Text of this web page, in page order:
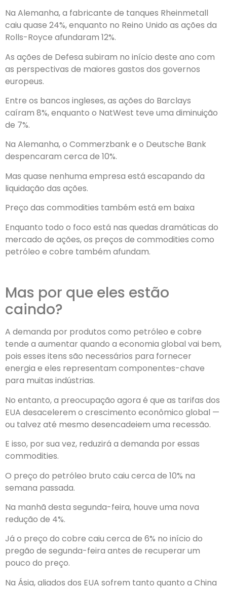
Na Alemanha, a fabricante de tanques Rheinmetall
caiu quase 24%, enquanto no Reino Unido as ações da
Rolls-Royce afundaram 12%.
As ações de Defesa subiram no início deste ano com
as perspectivas de maiores gastos dos governos
europeus.
Entre os bancos ingleses, as ações do Barclays
caíram 8%, enquanto o NatWest teve uma diminuição
de 7%.
Na Alemanha, o Commerzbank e o Deutsche Bank
despencaram cerca de 10%.
Mas quase nenhuma empresa está escapando da
liquidação das ações.
Preço das commodities também está em baixa
Enquanto todo o foco está nas quedas dramáticas do
mercado de ações, os preços de commodities como
petróleo e cobre também afundam.
Mas por que eles estão
caindo?
A demanda por produtos como petróleo e cobre
tende a aumentar quando a economia global vai bem,
pois esses itens são necessários para fornecer
energia e eles representam componentes-chave
para muitas indústrias.
No entanto, a preocupação agora é que as tarifas dos
EUA desacelerem o crescimento econômico global —
ou talvez até mesmo desencadeiem uma recessão.
E isso, por sua vez, reduzirá a demanda por essas
commodities.
O preço do petróleo bruto caiu cerca de 10% na
semana passada.
Na manhã desta segunda-feira, houve uma nova
redução de 4%.
Já o preço do cobre caiu cerca de 6% no início do
pregão de segunda-feira antes de recuperar um
pouco do preço.
Na Ásia, aliados dos EUA sofrem tanto quanto a China